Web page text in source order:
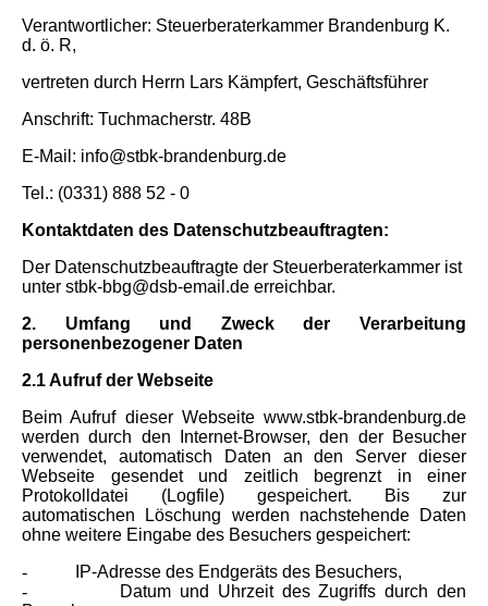
Verantwortlicher: Steuerberaterkammer Brandenburg K.
d. ö. R,
vertreten durch Herrn Lars Kämpfert, Geschäftsführer
Anschrift: Tuchmacherstr. 48B
E-Mail: info@stbk-brandenburg.de
Tel.: (0331) 888 52 - 0
Kontaktdaten des Datenschutzbeauftragten:
Der Datenschutzbeauftragte der Steuerberaterkammer ist
unter stbk-bbg@dsb-email.de erreichbar.
2. Umfang und Zweck der Verarbeitung
personenbezogener Daten
2.1 Aufruf der Webseite
Beim Aufruf dieser Webseite www.stbk-brandenburg.de
werden durch den Internet-Browser, den der Besucher
verwendet, automatisch Daten an den Server dieser
Webseite gesendet und zeitlich begrenzt in einer
Protokolldatei (Logfile) gespeichert. Bis zur
automatischen Löschung werden nachstehende Daten
ohne weitere Eingabe des Besuchers gespeichert:
-
IP-Adresse des Endgeräts des Besuchers,
- Datum und Uhrzeit des Zugriffs durch den